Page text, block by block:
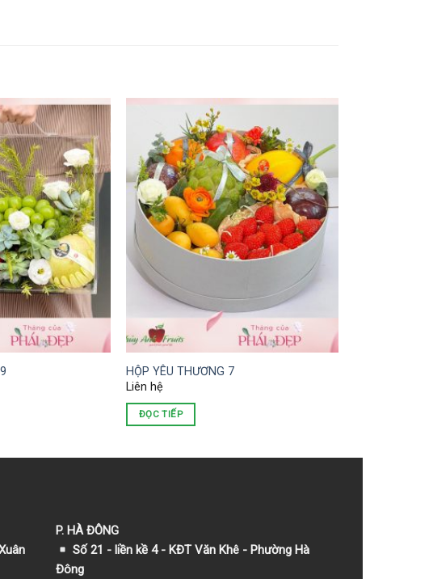
HỘP YÊU THƯƠNG 7
Liên hệ
ĐỌC TIẾP
P. HÀ ĐÔNG
Số 21 - liền kề 4 - KĐT Văn Khê - Phường Hà
Đông